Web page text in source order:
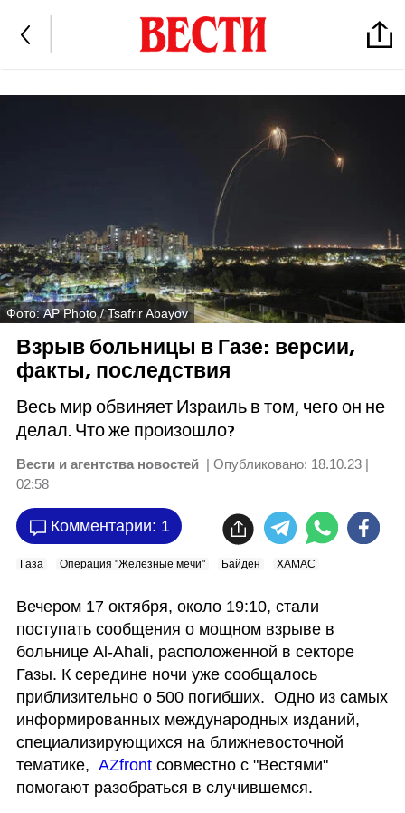
Фото: AP Photo / Tsafrir Abayov
Взрыв больницы в Газе: версии,
факты, последствия
Весь мир обвиняет Израиль в том, чего он не
делал. Что же произошло?
Вести и агентства новостей | Опубликовано: 18.10.23 |
02:58
Комментарии: 1
Газа Операция "Железные мечи" Байден ХАМАС
Вечером 17 октября, около 19:10, стали
поступать сообщения о мощном взрыве в
больнице Al-Ahali, расположенной в секторе
Газы. К середине ночи уже сообщалось
приблизительно о 500 погибших.  Одно из самых
информированных международных изданий,
специализирующихся на ближневосточной
тематике, AZfront совместно с "Вестями"
помогают разобраться в случившемся.